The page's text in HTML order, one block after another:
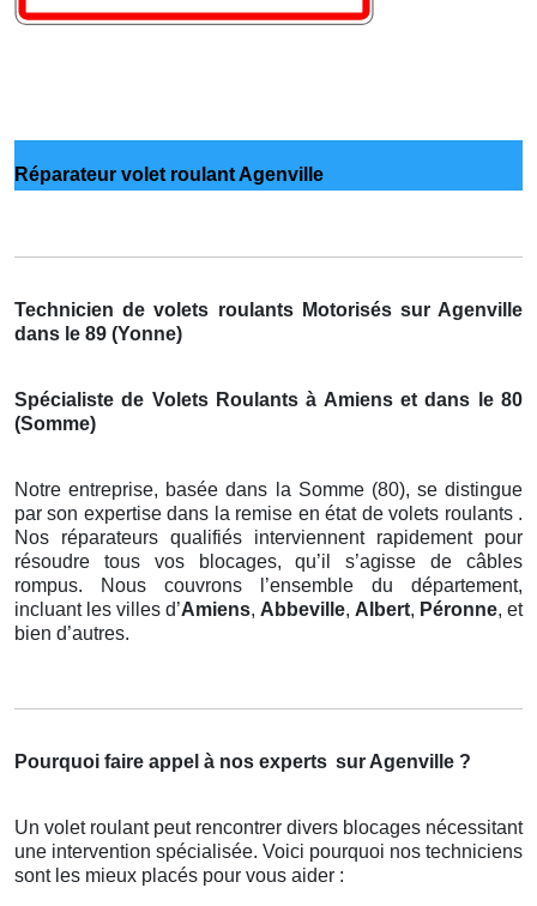
Réparateur volet roulant Agenville
Technicien de volets roulants Motorisés sur Agenville
dans le 89 (Yonne)
Spécialiste de Volets Roulants à Amiens et dans le 80
(Somme)
Notre entreprise, basée dans la Somme (80), se distingue
par son expertise dans la remise en état de volets roulants .
Nos réparateurs qualifiés interviennent rapidement pour
résoudre tous vos blocages, qu’il s’agisse de câbles
rompus. Nous couvrons l’ensemble du département,
incluant les villes d’Amiens, Abbeville, Albert, Péronne, et
bien d’autres.
Pourquoi faire appel à nos experts sur Agenville ?
Un volet roulant peut rencontrer divers blocages nécessitant
une intervention spécialisée. Voici pourquoi nos techniciens
sont les mieux placés pour vous aider :